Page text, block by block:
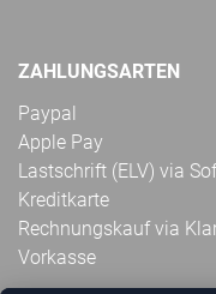
ZAHLUNGSARTEN
Paypal
Apple Pay
Lastschrift (ELV) via
Kreditkarte
Rechnungskauf via
Vorkasse